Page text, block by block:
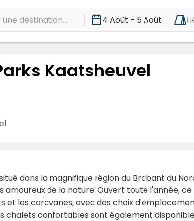
destination... 4 Août - 5 Août
Kaatsheuvel
dans la magnifique région du Brabant du
amoureux de la nature. Ouvert toute l'année,
et les caravanes, avec des choix
chalets confortables sont également